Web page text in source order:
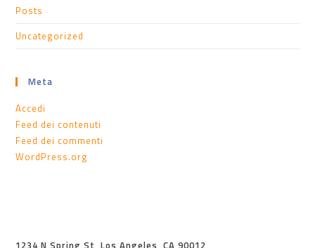
Posts
Uncategorized
Meta
Accedi
Feed dei contenuti
Feed dei commenti
WordPress.org
1234 N Spring St, Los Angeles, CA 90012